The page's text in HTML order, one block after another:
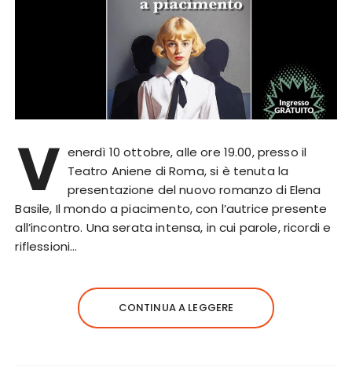
V enerdì 10 ottobre, alle ore 19.00, presso il
Teatro Aniene di Roma, si è tenuta la
presentazione del nuovo romanzo di Elena
Basile, Il mondo a piacimento, con l’autrice presente
all’incontro. Una serata intensa, in cui parole, ricordi e
riflessioni…
CONTINUA A LEGGERE